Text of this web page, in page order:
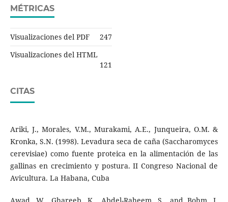
MÉTRICAS
Visualizaciones del PDF
247
Visualizaciones del HTML
121
CITAS
Ariki, J., Morales, V.M., Murakami, A.E., Junqueira, O.M. &
Kronka, S.N. (1998). Levadura seca de caña (Saccharomyces
cerevisiae) como fuente proteica en la alimentación de las
gallinas en crecimiento y postura. II Congreso Nacional de
Avicultura. La Habana, Cuba